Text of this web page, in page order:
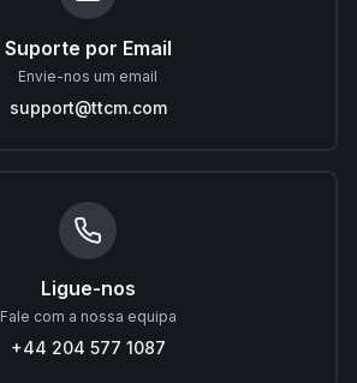
Suporte por Email
Envie-nos um email
support@ttcm.com
Ligue-nos
Fale com a nossa equipa
+44 204 577 1087